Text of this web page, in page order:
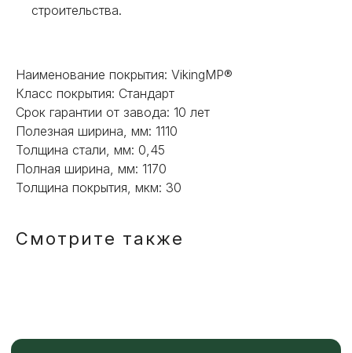
строительства.
Наименование покрытия: VikingMP®
Класс покрытия: Стандарт
Срок гарантии от завода: 10 лет
Полезная ширина, мм: 1110
Толщина стали, мм: 0,45
Полная ширина, мм: 1170
Толщина покрытия, мкм: 30
Смотрите также
Или напишите нам напрямую
+7